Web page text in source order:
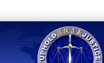
to
content